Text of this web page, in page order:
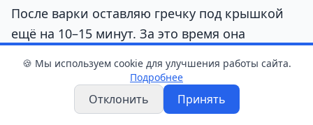
После варки оставляю гречку под крышкой
ещё на 10–15 минут. За это время она
специй распределяется равномерно.
Кстати, гречка ценится за высокую
🍪 Мы используем cookie для улучшения работы сайта.
Подробнее
Отклонить Принять